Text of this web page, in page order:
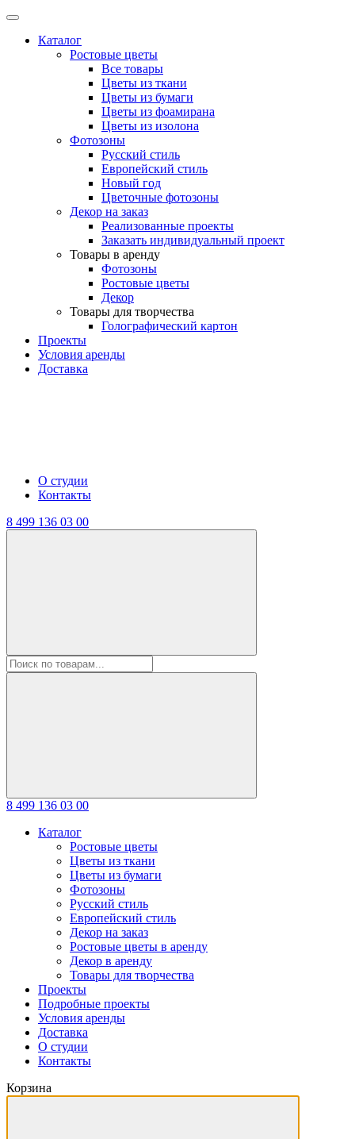
Каталог
Ростовые цветы
Все товары
Цветы из ткани
Цветы из бумаги
Цветы из фоамирана
Цветы из изолона
Фотозоны
Русский стиль
Европейский стиль
Новый год
Цветочные фотозоны
Декор на заказ
Реализованные проекты
Заказать индивидуальный проект
Товары в аренду
Фотозоны
Ростовые цветы
Декор
Товары для творчества
Голографический картон
Проекты
Условия аренды
Доставка
О студии
Контакты
8 499 136 03 00
8 499 136 03 00
Каталог
Ростовые цветы
Цветы из ткани
Цветы из бумаги
Фотозоны
Русский стиль
Европейский стиль
Декор на заказ
Ростовые цветы в аренду
Декор в аренду
Товары для творчества
Проекты
Подробные проекты
Условия аренды
Доставка
О студии
Контакты
Корзина